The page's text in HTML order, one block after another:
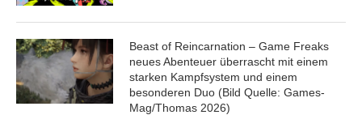
Beast of Reincarnation – Game Freaks
neues Abenteuer überrascht mit einem
starken Kampfsystem und einem
besonderen Duo (Bild Quelle: Games-
Mag/Thomas 2026)